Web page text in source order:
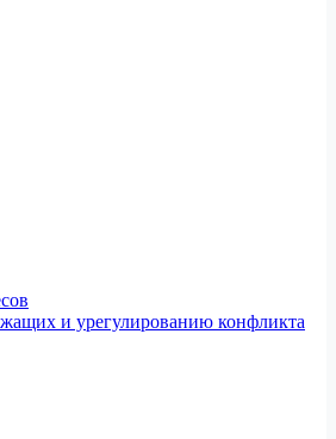
и урегулированию конфликта